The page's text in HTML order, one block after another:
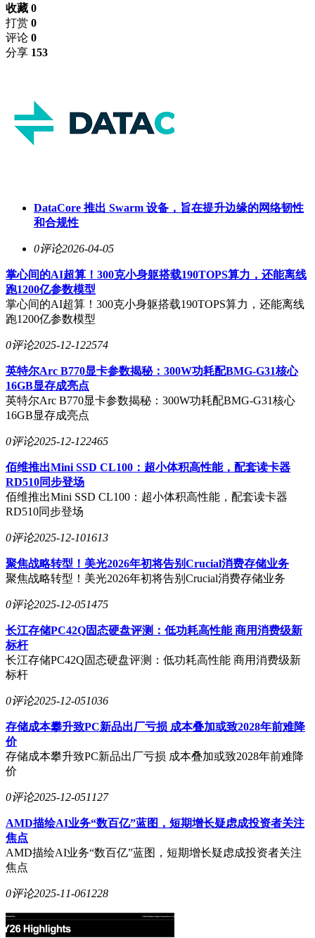
收藏 0
打赏 0
评论 0
分享 153
DataCore 推出 Swarm 设备，旨在提升边缘的网络韧性
和合规性
0评论2026-04-05
掌心间的AI超算！300克小身躯搭载190TOPS算力，还能离线
跑1200亿参数模型
掌心间的AI超算！300克小身躯搭载190TOPS算力，还能离线
跑1200亿参数模型
0评论2025-12-122574
英特尔Arc B770显卡参数揭秘：300W功耗配BMG-G31核心
16GB显存成亮点
英特尔Arc B770显卡参数揭秘：300W功耗配BMG-G31核心
16GB显存成亮点
0评论2025-12-122465
佰维推出Mini SSD CL100：超小体积高性能，配套读卡器
RD510同步登场
佰维推出Mini SSD CL100：超小体积高性能，配套读卡器
RD510同步登场
0评论2025-12-101613
聚焦战略转型！美光2026年初将告别Crucial消费存储业务
聚焦战略转型！美光2026年初将告别Crucial消费存储业务
0评论2025-12-051475
长江存储PC42Q固态硬盘评测：低功耗高性能 商用消费级新
标杆
长江存储PC42Q固态硬盘评测：低功耗高性能 商用消费级新
标杆
0评论2025-12-051036
存储成本攀升致PC新品出厂亏损 成本叠加或致2028年前难降
价
存储成本攀升致PC新品出厂亏损 成本叠加或致2028年前难降
价
0评论2025-12-051127
AMD描绘AI业务“数百亿”蓝图，短期增长疑虑成投资者关注
焦点
AMD描绘AI业务“数百亿”蓝图，短期增长疑虑成投资者关注
焦点
0评论2025-11-061228